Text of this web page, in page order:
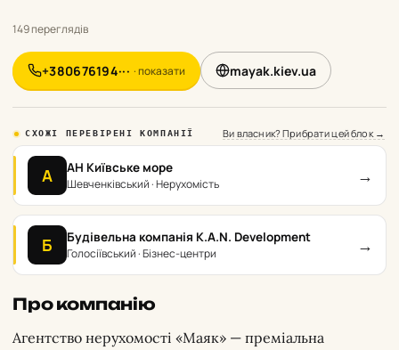
149 переглядів
+380676194··· · показати mayak.kiev.ua
СХОЖІ ПЕРЕВІРЕНІ КОМПАНІЇ Ви власник? Прибрати цей блок →
А АН Київське море
Шевченківський · Нерухомість →
Б Будівельна компанія K.A.N. Development
Голосіївський · Бізнес-центри →
Про компанію
Агентство нерухомості «Маяк» — преміальна